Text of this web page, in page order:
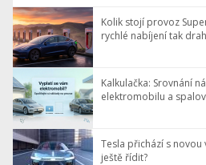
Kolik stojí provoz
rychlé nabíjení tak
Kalkulačka: Srovnání
elektromobilu a
Tesla přichází s
ještě řídit?